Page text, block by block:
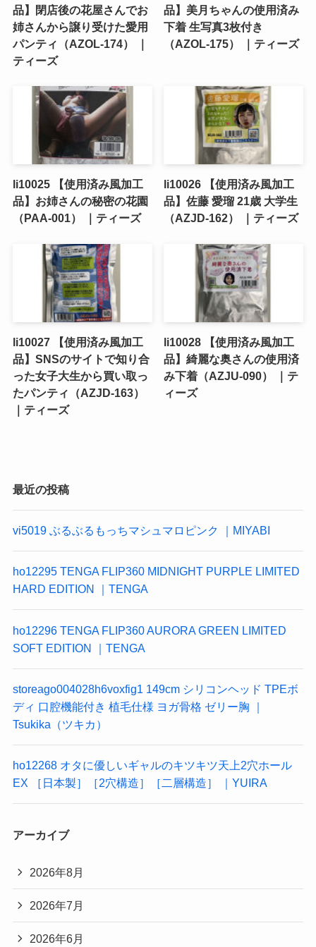
品】閉店後の花屋さんでお
姉さんから譲り受けた愛用
パンティ（AZOL-174） ｜
ティーズ
品】美月ちゃんの使用済み
下着 生写真3枚付き
（AZOL-175） ｜ティーズ
li10025 【使用済み風加工
品】お姉さんの秘密の花園
（PAA-001） ｜ティーズ
li10026 【使用済み風加工
品】佐藤 愛瑠 21歳 大学生
（AZJD-162） ｜ティーズ
li10027 【使用済み風加工
品】SNSのサイトで知り合
った女子大生から買い取っ
たパンティ（AZJD-163）
｜ティーズ
li10028 【使用済み風加工
品】綺麗な奥さんの使用済
み下着（AZJU-090） ｜テ
ィーズ
最近の投稿
vi5019 ぶるぶるもっちマシュマロピンク ｜MIYABI
ho12295 TENGA FLIP360 MIDNIGHT PURPLE LIMITED
HARD EDITION ｜TENGA
ho12296 TENGA FLIP360 AURORA GREEN LIMITED
SOFT EDITION ｜TENGA
storeago004028h6voxfig1 149cm シリコンヘッド TPEボ
ディ 口腔機能付き 植毛仕様 ヨガ骨格 ゼリー胸 ｜
Tsukika（ツキカ）
ho12268 オタに優しいギャルのキツキツ天上2穴ホール
EX ［日本製］［2穴構造］［二層構造］ ｜YUIRA
アーカイブ
2026年8月
2026年7月
2026年6月